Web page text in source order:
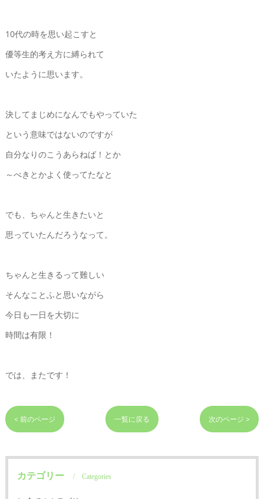
10代の時を思い起こすと
優等生的考え方に縛られて
いたように思います。
決してまじめになんでもやっていた
という意味ではないのですが
自分なりのこうあらねば！とか
～べきとかよく使ってたなと
でも、ちゃんと生きたいと
思っていたんだろうなって。
ちゃんと生きるって難しい
そんなことふと思いながら
今日も一日を大切に
時間は有限！
では、またです！
< 前のページ 一覧に戻る 次のページ >
カテゴリー Categories